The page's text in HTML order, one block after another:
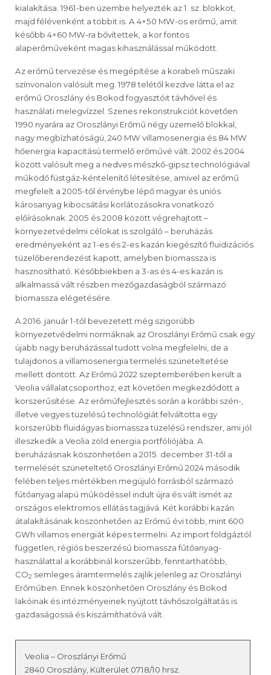
kialakítása. 1961-ben üzembe helyezték az 1. sz. blokkot,
majd félévenként a többit is. A 4×50 MW-os erőmű, amit
később 4×60 MW-ra bővítettek, a kor fontos
alaperőműveként magas kihasználással működött.
Az erőmű tervezése és megépítése a korabeli műszaki
színvonalon valósult meg. 1978 telétől kezdve látta el az
erőmű Oroszlány és Bokod fogyasztóit távhővel és
használati melegvízzel. Szenes rekonstrukciót követően
1990 nyarára az Oroszlányi Erőmű négy üzemelő blokkal,
nagy megbízhatóságú, 240 MW villamosenergia és 84 MW
hőenergia kapacitású termelő erőművé vált. 2002 és 2004
között valósult meg a nedves mészkő-gipsz technológiával
működő füstgáz-kéntelenítő létesítése, amivel az erőmű
megfelelt a 2005-től érvénybe lépő magyar és uniós
károsanyag kibocsátási korlátozásokra vonatkozó
előírásoknak. 2005 és 2008 között végrehajtott –
környezetvédelmi célokat is szolgáló – beruházás
eredményeként az 1-es és 2-es kazán kiegészítő fluidizációs
tüzelőberendezést kapott, amelyben biomassza is
hasznosítható. Későbbiekben a 3-as és 4-es kazán is
alkalmassá vált részben mezőgazdaságból származó
biomassza elégetésére.
A 2016. január 1-től bevezetett még szigorúbb
környezetvédelmi normáknak az Oroszlányi Erőmű csak egy
újabb nagy beruházással tudott volna megfelelni, de a
tulajdonos a villamosenergia termelés szüneteltetése
mellett döntött. Az Erőmű 2022 szeptemberében került a
Veolia vállalatcsoporthoz, ezt követően megkezdődött a
korszerűsítése. Az erőműfejlesztés során a korábbi szén-,
illetve vegyes tüzelésű technológiát felváltotta egy
korszerűbb fluidágyas biomassza tüzelésű rendszer, ami jól
illeszkedik a Veolia zöld energia portfóliójába. A
beruházásnak köszönhetően a 2015. december 31-től a
termelését szüneteltető Oroszlányi Erőmű 2024 második
felében teljes mértékben megújuló forrásból származó
fűtőanyag alapú működéssel indult újra és vált ismét az
országos elektromos ellátás tagjává. Két korábbi kazán
átalakításának köszönhetően az Erőmű évi több, mint 600
GWh villamos energiát képes termelni. Az import földgáztól
független, régiós beszerzésű biomassza fűtőanyag-
használattal a korábbinál korszerűbb, fenntarthatóbb,
CO2 semleges áramtermelés zajlik jelenleg az Oroszlányi
Erőműben. Ennek köszönhetően Oroszlány és Bokod
lakóinak és intézményeinek nyújtott távhőszolgáltatás is
gazdaságossá és kiszámíthatóvá vált.
Veolia – Oroszlányi Erőmű
2840 Oroszlány, Külterület 0718/10 hrsz.